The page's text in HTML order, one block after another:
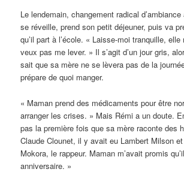
Le lendemain, changement radical
se réveille, prend son petit déjeuner, puis va
qu’il part à l’école. « Laisse-moi tranquille,
veux pas me lever. » Il s’agit d’un jour gris,
sait que sa mère ne se lèvera pas de la
prépare de quoi manger.
« Maman prend des médicaments pour être
arranger les crises. » Mais Rémi a un doute.
pas la première fois que sa mère raconte des
Claude Clounet, il y avait eu Lambert Milson
Mokora, le rappeur. Maman m’avait promis
anniversaire. »